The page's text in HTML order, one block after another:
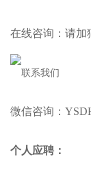
在线咨询：请加
微信咨询：
个人应聘：